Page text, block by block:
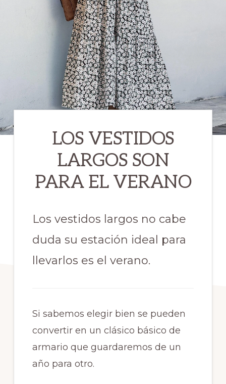
LOS VESTIDOS
LARGOS SON
PARA EL VERANO
Los vestidos largos no cabe
duda su estación ideal para
llevarlos es el verano.
Si sabemos elegir bien se pueden
convertir en un clásico básico de
armario que guardaremos de un
año para otro.